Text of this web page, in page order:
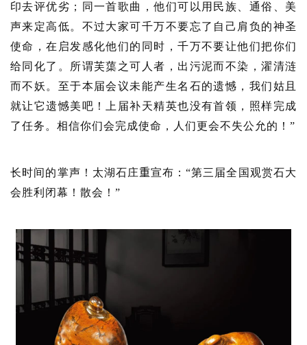
印去评优劣；同一首歌曲，他们可以用民族、通俗、美
声来定高低。不过大家可千万不要忘了自己肩负的神圣
使命，在启发感化他们的同时，千万不要让他们把你们
给同化了。所谓芙蕖之可人者，出污泥而不染，濯清涟
而不妖。至于本届会议未能产生名石的遗憾，我们姑且
就让它遗憾美吧！上届补天精英也没有首领，照样完成
了任务。相信你们会完成使命，人们更会不失公允的！”
长时间的掌声！ 太湖石庄重宣布： “第三届全国观赏石大
会胜利闭幕！ 散会！ ”